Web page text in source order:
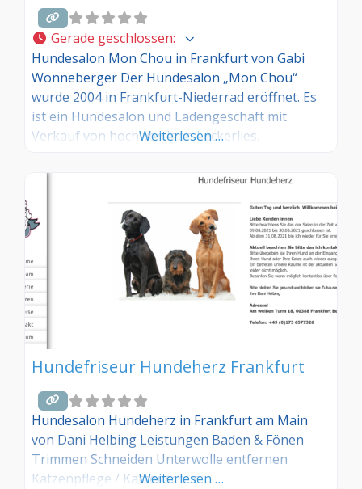
Gerade geschlossen:
Hundesalon Mon Chou in Frankfurt von Gabi
Wonneberger Der Hundesalon „Mon Chou“
wurde 2004 in Frankfurt-Niederrad eröffnet. Es
ist ein Hundesalon und Ladengeschäft mit
Verkauf von hochwertigen Leckerlies,
Leinen etc. Im Salon wird mit hochwertigen,
werden ausschließlich Produkte von Le Pooch
und Kebelyn benutzt, die speziell für die
Bedürfnisse der Hundehaut
Weiterlesen …
Hundefriseur Hundeherz Frankfurt
Hundesalon Hundeherz in Frankfurt am Main
von Dani Helbing Leistungen Baden & Fönen
Trimmen Schneiden Unterwolle entfernen
Katzenpflege / Katzenschur
Weiterlesen …